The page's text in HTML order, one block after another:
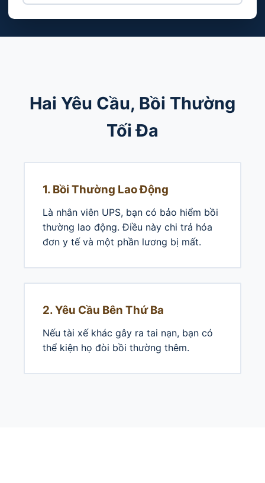
Hai Yêu Cầu, Bồi Thường
Tối Đa
1. Bồi Thường Lao Động
Là nhân viên UPS, bạn có bảo hiểm bồi
thường lao động. Điều này chi trả hóa
đơn y tế và một phần lương bị mất.
2. Yêu Cầu Bên Thứ Ba
Nếu tài xế khác gây ra tai nạn, bạn có
thể kiện họ đòi bồi thường thêm.